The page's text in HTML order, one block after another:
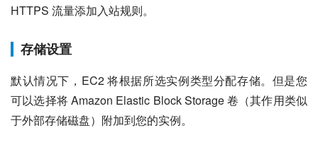
HTTPS 流量添加入站规则。
存储设置
默认情况下，EC2 将根据所选实例类型分配存储。但是您
可以选择将 Amazon Elastic Block Storage 卷（其作用类似
于外部存储磁盘）附加到您的实例。